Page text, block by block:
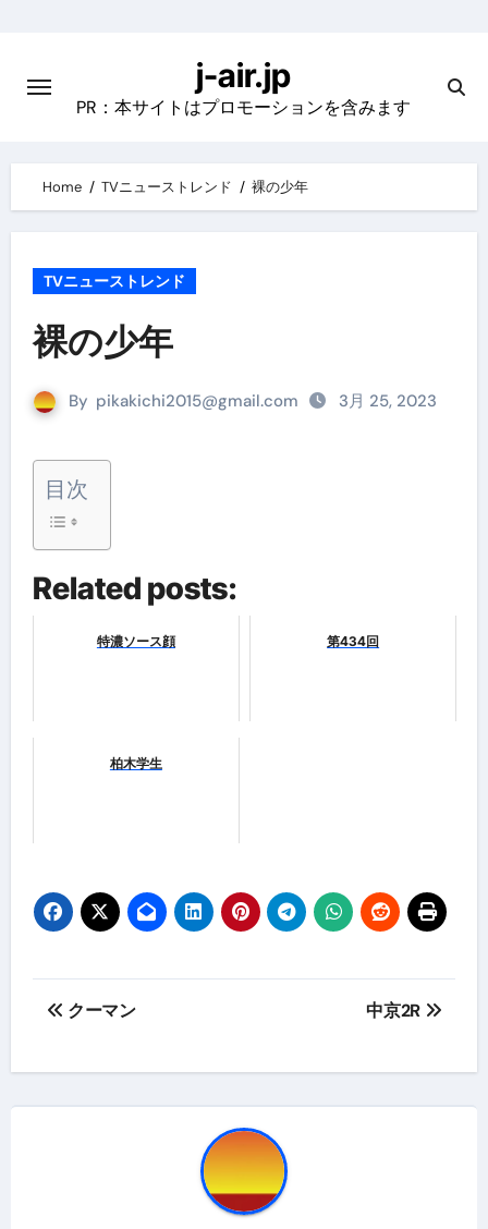
content
j-air.jp
PR：本サイトはプロモーションを含みます
Home TVニューストレンド 裸の少年
TVニューストレンド
裸の少年
By pikakichi2015@gmail.com 3月 25, 2023
目次
Related posts:
特濃ソース顔 第434回
柏木学生
投 クーマン 中京2R